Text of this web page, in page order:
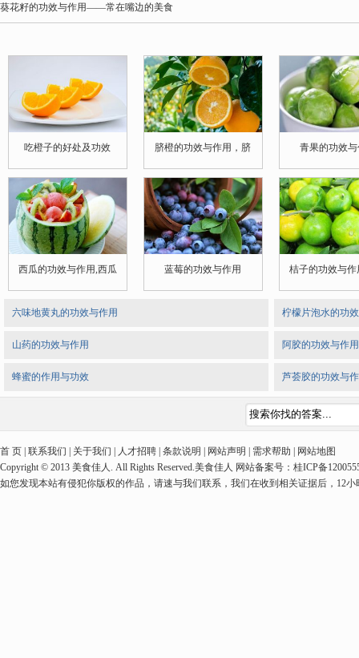
葵花籽的功效与作用——常在嘴边的美食
吃橙子的好处及功效 脐橙的功效与作用，脐 青果的功效
西瓜的功效与作用,西瓜 蓝莓的功效与作用 桔子的功效与作
六味地黄丸的功效与作用
山药的功效与作用
蜂蜜的作用与功效
柠檬片泡水的功
阿胶的功效与作
芦荟胶的功效与
首 页 | 联系我们 | 关于我们 | 人才招聘 | 条款说明 | 网站声明 | 需求帮助 | 网站地图
Copyright © 2013 美食佳人. All Rights Reserved.美食佳人 网站备案号：桂ICP备
如您发现本站有侵犯你版权的作品，请速与我们联系，我们在收到相关证据后，12